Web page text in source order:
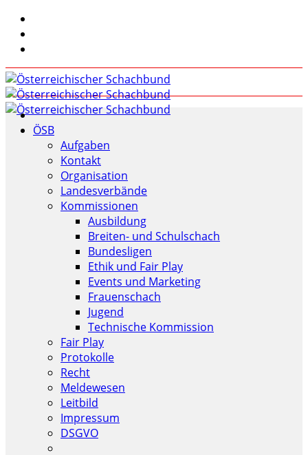
ÖSB
Aufgaben
Kontakt
Organisation
Landesverbände
Kommissionen
Ausbildung
Breiten- und Schulschach
Bundesligen
Ethik und Fair Play
Events und Marketing
Frauenschach
Jugend
Technische Kommission
Fair Play
Protokolle
Recht
Meldewesen
Leitbild
Impressum
DSGVO